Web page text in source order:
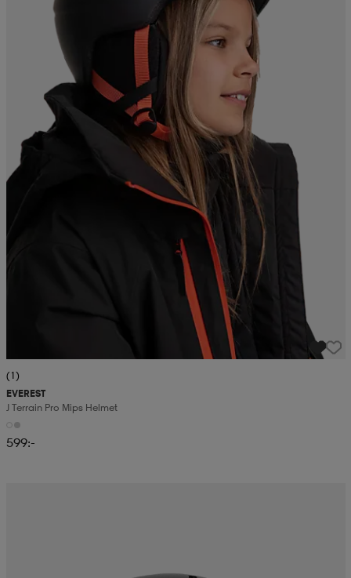
(1)
EVEREST
J Terrain Pro Mips Helmet
599:-